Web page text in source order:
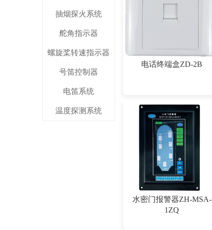
抽烟探火系统
舵角指示器
螺旋桨转速指示器
号笛控制器
电笛系统
温度探测系统
电话终端盒ZD-2B
水密门报警器ZH-MSA-
1ZQ